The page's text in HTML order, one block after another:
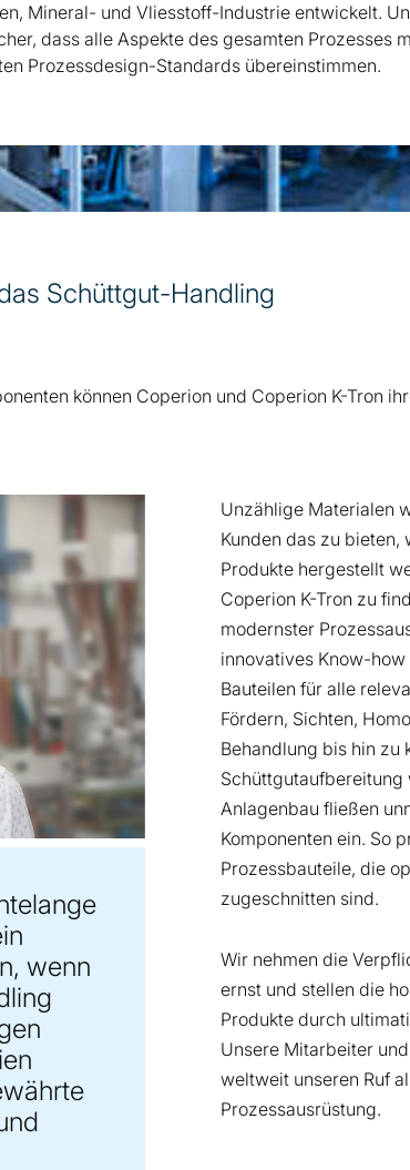
Mineral- und Vliesstoff-Industrie entwickelt.
dass alle Aspekte des gesamten Prozesses
Prozessdesign-Standards übereinstimmen.
Schüttgut-Handling
können Coperion und Coperion K-Tron
wenn
Unzählige Materialen
Kunden das zu
Produkte hergestellt
Coperion K-Tron zu
modernster
innovatives Know-
Bauteilen für alle
Fördern, Sichten,
Behandlung bis hin zu
Schüttgutaufbereitung
Anlagenbau fließen
Komponenten ein. So
Prozessbauteile, die
zugeschnitten sind.
Wir nehmen die
ernst und stellen die
Produkte durch
Unsere Mitarbeiter
weltweit unseren Ruf
Prozessausrüstung.